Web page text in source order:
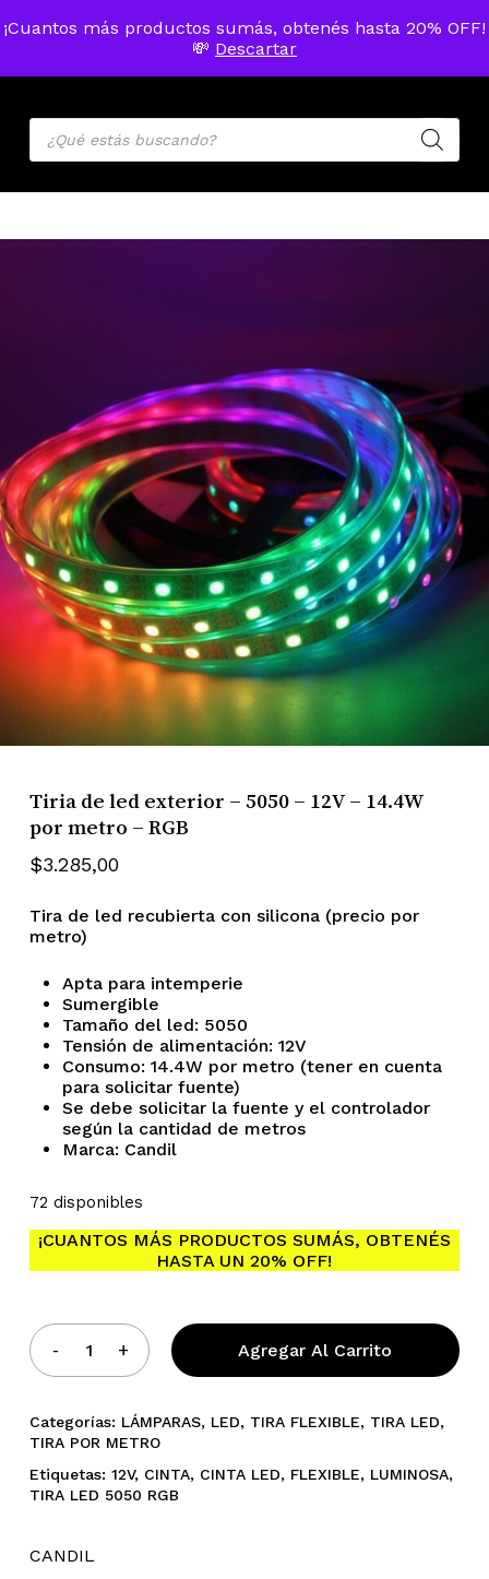
¡Cuantos más productos sumás, obtenés hasta 20% OFF!
💸 Descartar
to
content
MENU
No hay productos en el
carrito.
Products
search
Tiria de led exterior – 5050 – 12V – 14.4W
por metro – RGB
$3.285,00
Tira de led recubierta con silicona (precio por
metro)
Apta para intemperie
Sumergible
Tamaño del led: 5050
Tensión de alimentación: 12V
Consumo: 14.4W por metro (tener en cuenta
para solicitar fuente)
Se debe solicitar la fuente y el controlador
según la cantidad de metros
Marca: Candil
72 disponibles
¡CUANTOS MÁS PRODUCTOS SUMÁS, OBTENÉS
HASTA UN 20% OFF!
Agregar Al Carrito
Categorías: LÁMPARAS, LED, TIRA FLEXIBLE, TIRA LED,
TIRA POR METRO
Etiquetas: 12V, CINTA, CINTA LED, FLEXIBLE, LUMINOSA,
TIRA LED 5050 RGB
CANDIL